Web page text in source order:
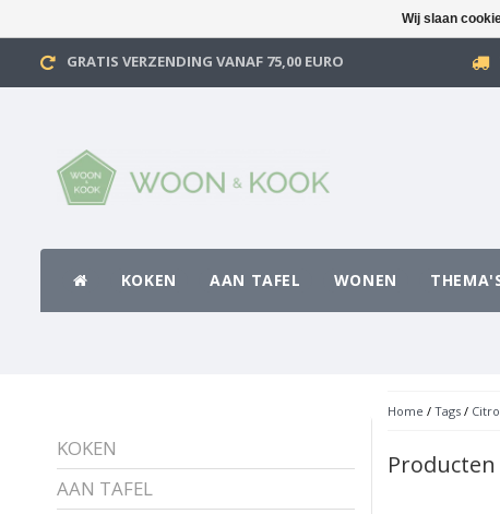
GRATIS VERZENDING VANAF 75,00 EURO
KOKEN AAN TAFEL WONEN
KOKEN
AAN TAFEL
Home / Tags/
Wij slaan